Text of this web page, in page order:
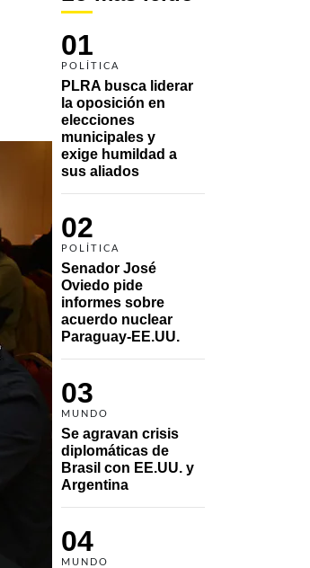
01
POLÍTICA
PLRA busca liderar
la oposición en
elecciones
municipales y
exige humildad a
sus aliados
02
POLÍTICA
Senador José
Oviedo pide
informes sobre
acuerdo nuclear
Paraguay-EE.UU.
03
MUNDO
Se agravan crisis
diplomáticas de
Brasil con EE.UU. y
Argentina
04
MUNDO